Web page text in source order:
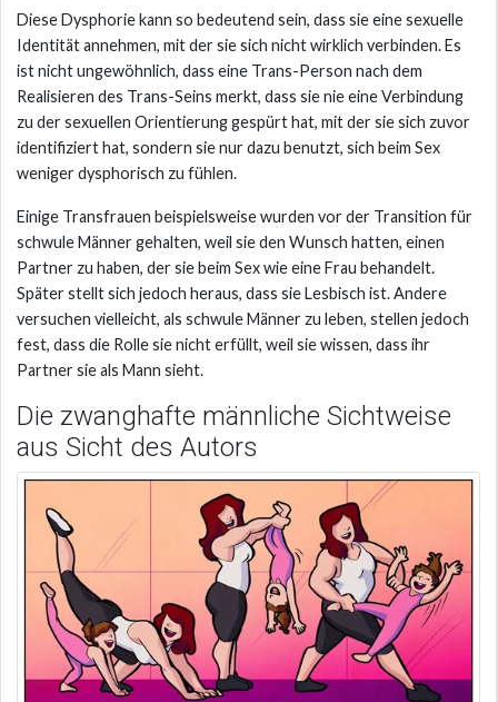
Diese Dysphorie kann so bedeutend sein, dass sie eine sexuelle
Identität annehmen, mit der sie sich nicht wirklich verbinden. Es
ist nicht ungewöhnlich, dass eine Trans-Person nach dem
Realisieren des Trans-Seins merkt, dass sie nie eine Verbindung
zu der sexuellen Orientierung gespürt hat, mit der sie sich zuvor
identifiziert hat, sondern sie nur dazu benutzt, sich beim Sex
weniger dysphorisch zu fühlen.
Einige Transfrauen beispielsweise wurden vor der Transition für
schwule Männer gehalten, weil sie den Wunsch hatten, einen
Partner zu haben, der sie beim Sex wie eine Frau behandelt.
Später stellt sich jedoch heraus, dass sie Lesbisch ist. Andere
versuchen vielleicht, als schwule Männer zu leben, stellen jedoch
fest, dass die Rolle sie nicht erfüllt, weil sie wissen, dass ihr
Partner sie als Mann sieht.
Die zwanghafte männliche Sichtweise
aus Sicht des Autors